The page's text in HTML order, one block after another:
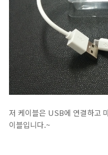
저 케이블은 USB에 연결하고
이블입니다.~